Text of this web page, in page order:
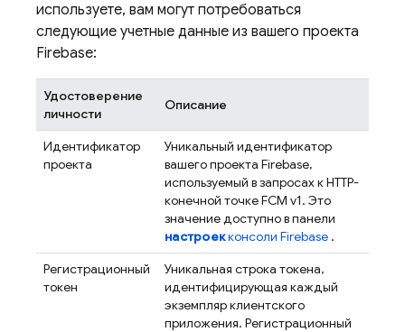
используете, вам могут потребоваться
следующие учетные данные из вашего проекта
Firebase:
Удостоверение
личности
Описание
Идентификатор
проекта
Уникальный идентификатор
вашего проекта Firebase,
используемый в запросах к HTTP-
конечной точкеFCM v1. Это
значение доступно в панели
настроекконсоли Firebase .
Регистрационный
токен
Уникальная строка токена,
идентифицирующая каждый
экземпляр клиентского
приложения. Регистрационный